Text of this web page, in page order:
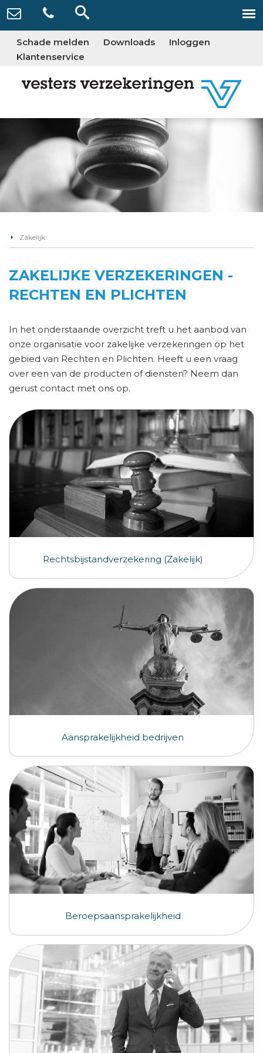
Schade melden Downloads
Inloggen
Klantenservice
Zakelijk
ZAKELIJKE VERZEKERINGEN -
RECHTEN EN PLICHTEN
In het onderstaande overzicht treft u het aanbod van
onze organisatie voor zakelijke verzekeringen op het
gebied van Rechten en Plichten. Heeft u een vraag
over een van de producten of diensten? Neem dan
gerust contact met ons op.
Rechtsbijstandverzekering (Zakelijk)
Aansprakelijkheid bedrijven
Beroepsaansprakelijkheid